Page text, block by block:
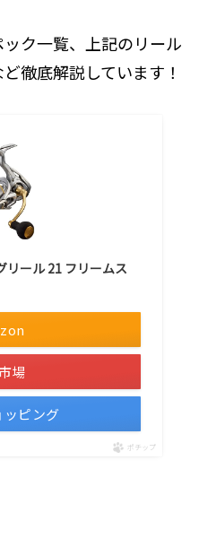
ク一覧、上記のリール
徹底解説しています！
リール 21 フリームス
場
ピング
ポチップ